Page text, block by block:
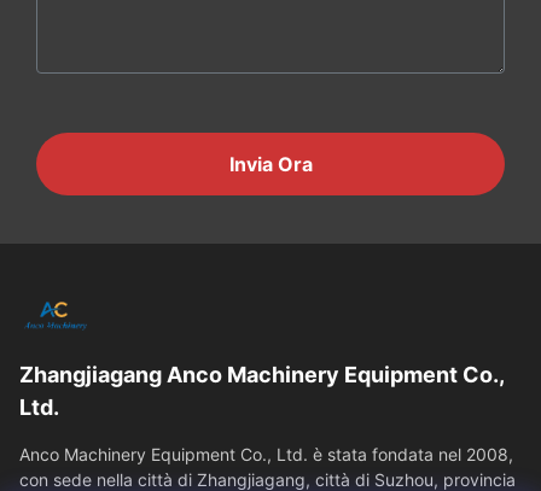
Invia Ora
Zhangjiagang Anco Machinery Equipment Co.,
Ltd.
Anco Machinery Equipment Co., Ltd. è stata fondata nel 2008,
con sede nella città di Zhangjiagang, città di Suzhou, provincia